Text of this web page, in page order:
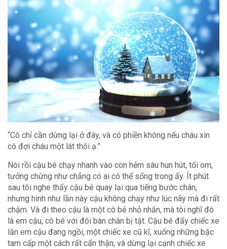
“Cô chỉ cần dừng lại ở đây, và có phiền không nếu cháu xin
cô đợi cháu một lát thôi ạ.”
Nói rồi cậu bé chạy nhanh vào con hẻm sâu hun hút, tối om,
tưởng chừng như chẳng có ai có thể sống trong ấy. Ít phút
sau tôi nghe thấy cậu bé quay lại qua tiếng bước chân,
nhưng hình như lần này cậu không chạy như lúc nãy mà đi rất
chậm. Và đi theo cậu là một cô bé nhỏ nhắn, mà tôi nghĩ đó
là em cậu, cô bé với đôi bàn chân bị tật. Cậu bé đẩy chiếc xe
lăn em cậu đang ngồi, một chiếc xe cũ kĩ, xuống những bậc
tam cấp một cách rất cẩn thận, và dừng lại cạnh chiếc xe